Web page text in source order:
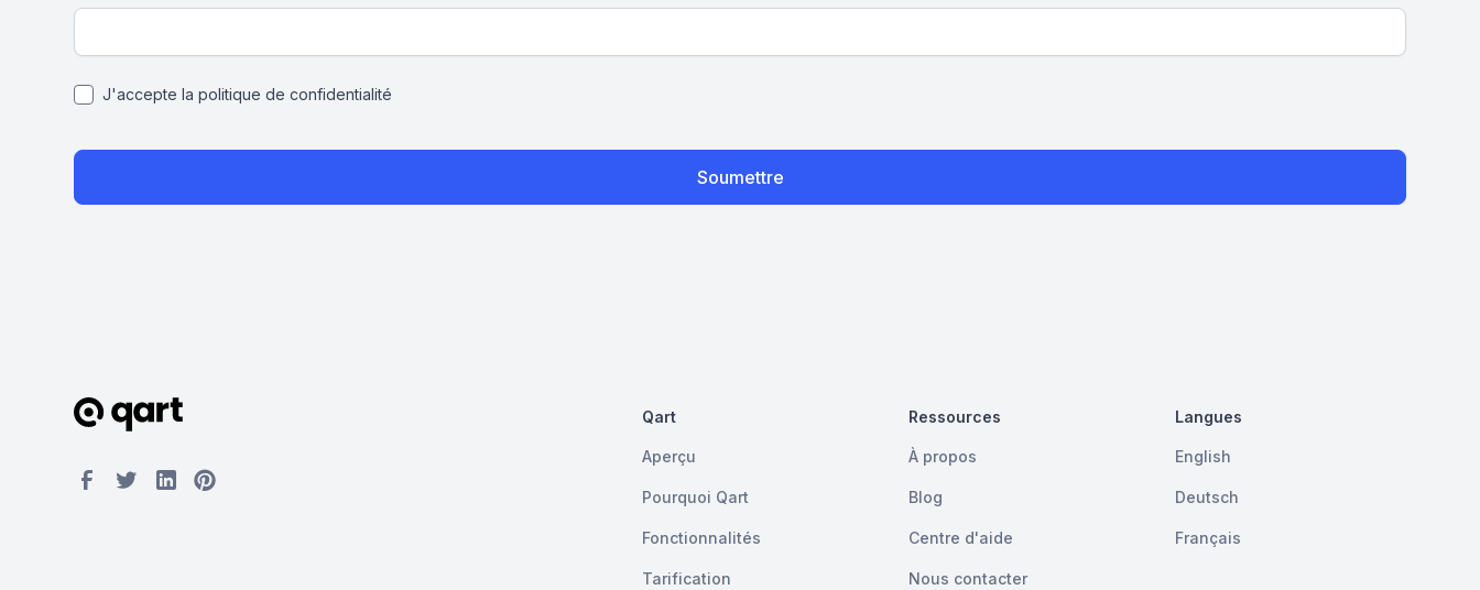
J'accepte la politique de confidentialité
Qart
Aperçu
Pourquoi Qart
Fonctionnalités
Tarification
Ressources
À propos
Blog
Centre d'aide
Nous contacter
Langues
English
Deutsch
Français